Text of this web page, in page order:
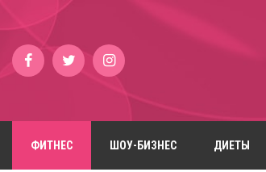
ФИТНЕС ШОУ-БИЗНЕС ДИЕТЫ